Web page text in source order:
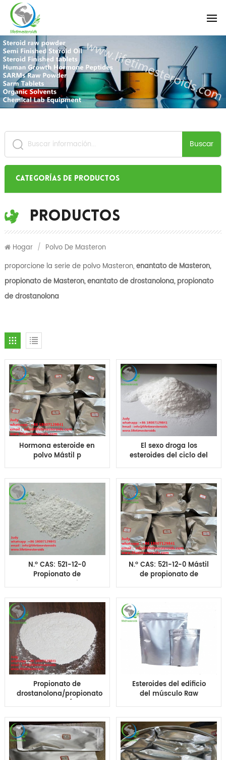
Buscar
Categorías de productos
Productos
Hogar / Polvo De Masteron
proporcione la serie de polvo Masteron,enantato de Masteron,
propionato de Masteron, enantato de drostanolona,​​propionato
de drostanolona
Hormona esteroide en
polvo Mástil p
Masteron Prop
CAS No: 521-12-0
El sexo droga los
esteroides del ciclo del
corte del propionato de
propionato de
Drostanolone No. CAS:
521-12-0
N.º CAS: 521-12-0
Propionato de
Masteron Culturismo
farmacéuticas
Masteron Prop
N.º CAS: 521-12-0 Mástil
de propionato de
Propionato de
drostanolona/propionato
de Masteron/Mast
Esteroides del edificio
del músculo Raw
enanthate Steroids
Raw